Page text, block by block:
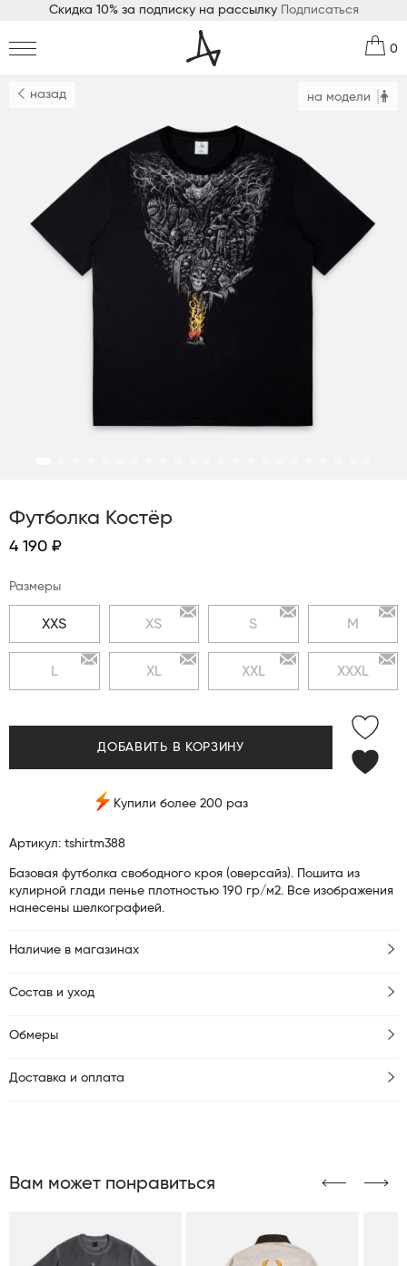
Скидка 10% за подписку на рассылку Подписаться
0
назад на модели
Футболка Костёр
4 190 ₽
Размеры
XXS XS S M
L XL XXL XXXL
ДОБАВИТЬ В КОРЗИНУ
Купили более 200 раз
Артикул: tshirtm388
Базовая футболка свободного кроя (оверсайз). Пошита из
кулирной глади пенье плотностью 190 гр/м2. Все изображения
нанесены шелкографией.
Наличие в магазинах
Состав и уход
Обмеры
Доставка и оплата
Вам может понравиться